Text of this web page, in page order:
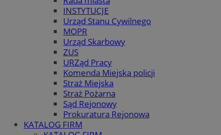
INSTYTUCJE
Urząd Stanu Cywilnego
MOPR
Urząd Skarbowy
ZUS
URZąd Pracy
Komenda Miejska policji
Straż Miejska
Straż Pożarna
Sąd Rejonowy
Prokuratura Rejonowa
KATALOG FIRM